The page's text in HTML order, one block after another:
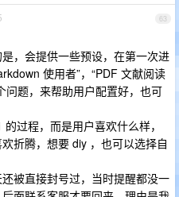
63
，会提供一些预设，在第一次进
使用者”，“PDF 文献阅读
问题，来帮助用户配置好，也可
过程，而是用户喜欢什么样，
折腾，想要 diy ，也可以选择自
被直接封号过，当时提醒都没一